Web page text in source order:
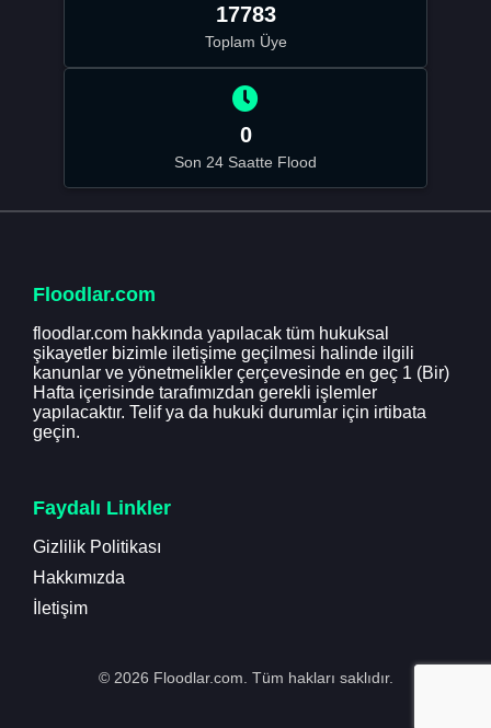
17783
Toplam Üye
0
Son 24 Saatte Flood
Floodlar.com
floodlar.com hakkında yapılacak tüm hukuksal
şikayetler bizimle iletişime geçilmesi halinde ilgili
kanunlar ve yönetmelikler çerçevesinde en geç 1 (Bir)
Hafta içerisinde tarafımızdan gerekli işlemler
yapılacaktır. Telif ya da hukuki durumlar için irtibata
geçin.
Faydalı Linkler
Gizlilik Politikası
Hakkımızda
İletişim
© 2026 Floodlar.com. Tüm hakları saklıdır.